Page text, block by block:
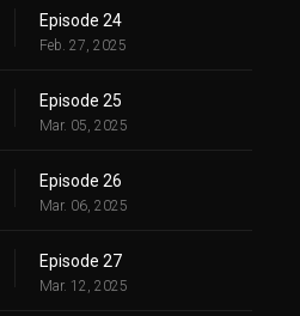
Episode 24
Feb. 27, 2025
Episode 25
Mar. 05, 2025
Episode 26
Mar. 06, 2025
Episode 27
Mar. 12, 2025